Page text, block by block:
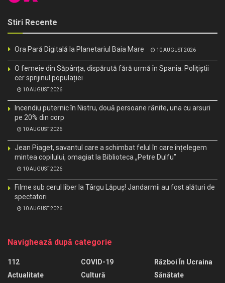
Stiri Recente
Ora Pară Digitală la Planetariul Baia Mare 10 AUGUST 2026
O femeie din Săpânța, dispărută fără urmă în Spania. Polițiștii
cer sprijinul populației
10 AUGUST 2026
Incendiu puternic în Nistru, două persoane rănite, una cu arsuri
pe 20% din corp
10 AUGUST 2026
Jean Piaget, savantul care a schimbat felul în care înțelegem
mintea copilului, omagiat la Biblioteca „Petre Dulfu”
10 AUGUST 2026
Filme sub cerul liber la Târgu Lăpuș! Jandarmii au fost alături de
spectatori
10 AUGUST 2026
Navighează după categorie
112
Actualitate
COVID-19
Cultură
Război În Ucraina
Sănătate